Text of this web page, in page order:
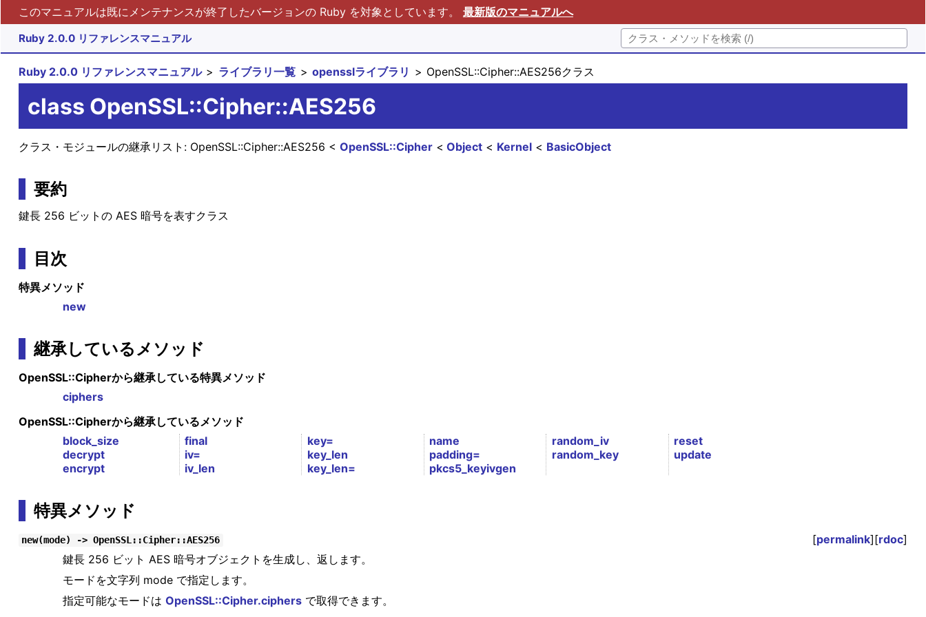
このマニュアルは既にメンテナンスが終了したバージョンの Ruby を対象としています。 最新版のマニュアルへ
Ruby 2.0.0 リファレンスマニュアル
Ruby 2.0.0 リファレンスマニュアル ライブラリ一覧 opensslライブラリ OpenSSL::Cipher::AES256クラス
class OpenSSL::Cipher::AES256
クラス・モジュールの継承リスト: BasicObject
Kernel
Object
OpenSSL::Cipher
OpenSSL::Cipher::AES256
要約
鍵長 256 ビットの AES 暗号を表すクラス
目次
特異メソッド
new
継承しているメソッド
OpenSSL::Cipherから継承している特異メソッド
ciphers
OpenSSL::Cipherから継承しているメソッド
block_size
decrypt
encrypt
final
iv=
iv_len
key=
key_len
key_len=
name
padding=
pkcs5_keyivgen
random_iv
random_key
reset
update
特異メソッド
new(mode) -> OpenSSL::Cipher::AES256 [permalink][rdoc]
鍵長 256 ビット AES 暗号オブジェクトを生成し、返します。
モードを文字列 mode で指定します。
指定可能なモードは OpenSSL::Cipher.ciphersで取得できます。